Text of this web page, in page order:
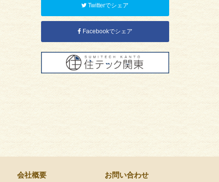
Twitterでシェア
Facebookでシェア
会社概要 お問い合わせ